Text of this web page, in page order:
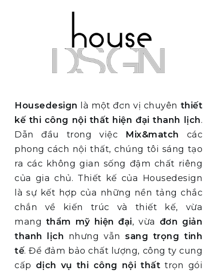
Housedesign là một đơn vị chuyên thiết
kế thi công nội thất hiện đại thanh lịch.
Dẫn đầu trong việc Mix&match các
phong cách nội thất, chúng tôi sáng tạo
ra các không gian sống đậm chất riêng
của gia chủ. Thiết kế của Housedesign
là sự kết hợp của những nền tảng chắc
chắn về kiến trúc và thiết kế, vừa
mang thẩm mỹ hiện đại, vừa đơn giản
thanh lịch nhưng vẫnsang trọng tinh
tế. Để đảm bảo chất lượng, công ty cung
cấp dịch vụ thi công nội thất trọn gói